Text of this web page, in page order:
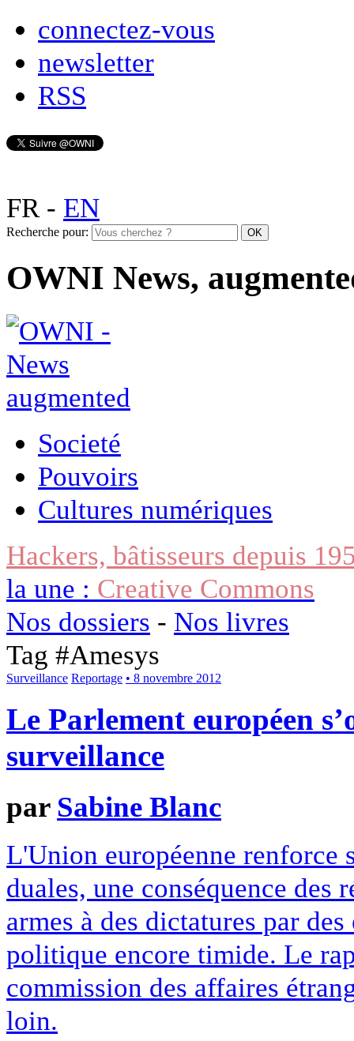
connectez-vous
newsletter
RSS
FR- EN
Recherche pour:
OWNI News,
Societé
Pouvoirs
Cultures numériques
Hackers, bâtisseurs depuis
la une : Creative Commons
Nos dossiers - Nos livres
Tag #Amesys
Surveillance Reportage • 8 novembre 2012
Le Parlement européen
surveillance
par Sabine Blanc
L'Union européenne renforce
duales, une conséquence des
armes à des dictatures par
politique encore timide. Le
commission des affaires
loin.